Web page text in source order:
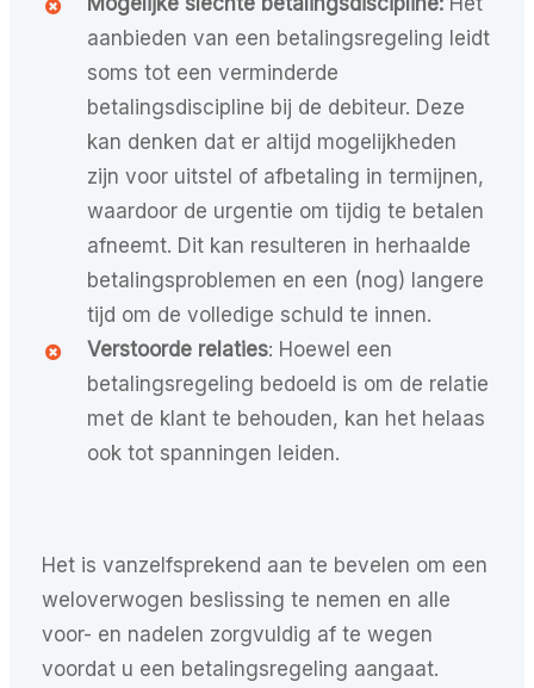
aanbieden van een betalingsregeling leidt
soms tot een verminderde
betalingsdiscipline bij de debiteur. Deze
kan denken dat er altijd mogelijkheden
zijn voor uitstel of afbetaling in termijnen,
waardoor de urgentie om tijdig te betalen
afneemt. Dit kan resulteren in herhaalde
betalingsproblemen en een (nog) langere
tijd om de volledige schuld te innen.
Verstoorde relaties: Hoewel een
betalingsregeling bedoeld is om de relatie
met de klant te behouden, kan het helaas
ook tot spanningen leiden.
Het is vanzelfsprekend aan te bevelen om een
weloverwogen beslissing te nemen en alle
voor- en nadelen zorgvuldig af te wegen
voordat u een betalingsregeling aangaat.